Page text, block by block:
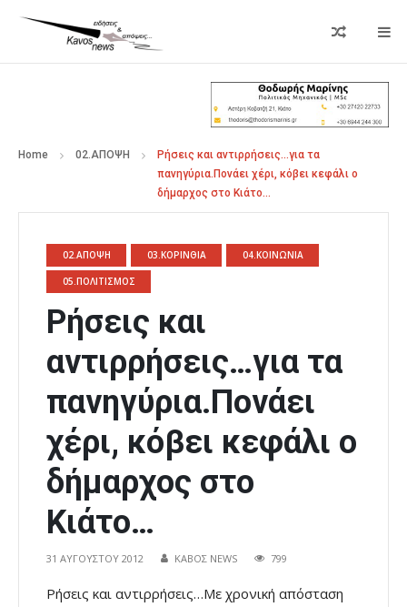
Home 02.ΑΠΟΨΗ
Ρήσεις και αντιρρήσεις…για τα
πανηγύρια.Πονάει χέρι, κόβει κεφάλι ο
δήμαρχος στο Κιάτο…
02.ΑΠΟΨΗ 03.ΚΟΡΙΝΘΙΑ 04.ΚΟΙΝΩΝΙΑ
05.ΠΟΛΙΤΙΣΜΟΣ
Ρήσεις και
αντιρρήσεις…για τα
πανηγύρια.Πονάει
χέρι, κόβει κεφάλι ο
δήμαρχος στο
Κιάτο…
31 ΑΥΓΟΎΣΤΟΥ 2012 ΚΑΒΟΣ NEWS 799
Ρήσεις και αντιρρήσεις…Με χρονική απόσταση